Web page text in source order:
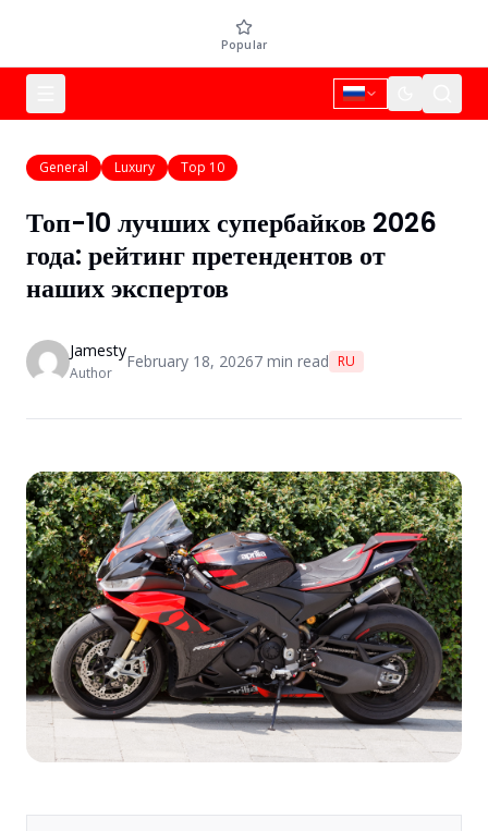
Popular
General Luxury Top 10
Топ-10 лучших супербайков 2026
года: рейтинг претендентов от
наших экспертов
Jamesty
Author
February 18, 20267 min read RU